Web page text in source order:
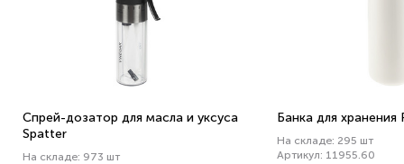
Спрей-дозатор для масла и уксуса
Spatter
На складе: 973 шт
Банка для хранения
На складе: 295 шт
Артикул: 11955.60